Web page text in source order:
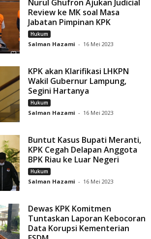
Nurul Ghufron Ajukan Judicial
Review ke MK soal Masa
Jabatan Pimpinan KPK
Hukum
Salman Hazami - 16 Mei 2023
KPK akan Klarifikasi LHKPN
Wakil Gubernur Lampung,
Segini Hartanya
Hukum
Salman Hazami - 16 Mei 2023
Buntut Kasus Bupati Meranti,
KPK Cegah Delapan Anggota
BPK Riau ke Luar Negeri
Hukum
Salman Hazami - 16 Mei 2023
Dewas KPK Komitmen
Tuntaskan Laporan Kebocoran
Data Korupsi Kementerian